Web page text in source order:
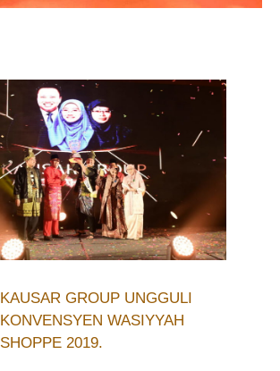
KAUSAR GROUP UNGGULI
KONVENSYEN WASIYYAH
SHOPPE 2019.